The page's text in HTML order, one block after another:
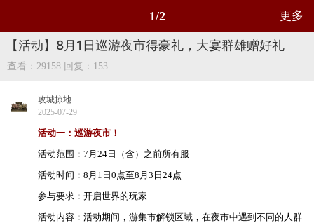
1/2 更多
【活动】8月1日巡游夜市得豪礼，大宴群雄赠好礼
查看：29158 回复：153
攻城掠地
2025-07-29
活动一：巡游夜市！
活动范围：7月24日（含）之前所有服
活动时间：8月1日0点至8月3日24点
参与要求：开启世界的玩家
活动内容：活动期间，游集市解锁区域，在夜市中遇到不同的人群